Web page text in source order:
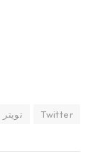
Twitter تويتر